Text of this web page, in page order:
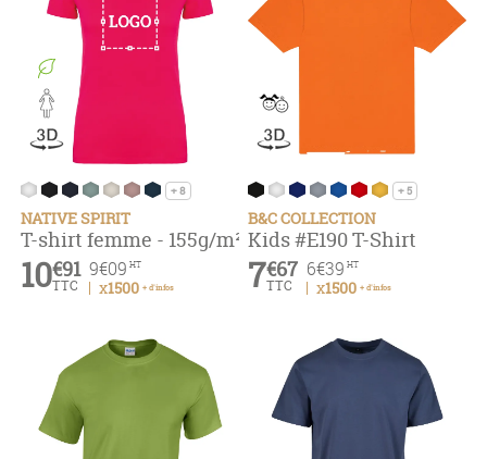
+ 8
NATIVE SPIRIT
T-shirt femme - 155g/m²
9€09 HT
x1500 + d'infos
10€91
TTC
+ 5
B&C COLLECTION
Kids #E190 T-Shirt
6€39 HT
x1500 + d'infos
7€67
TTC